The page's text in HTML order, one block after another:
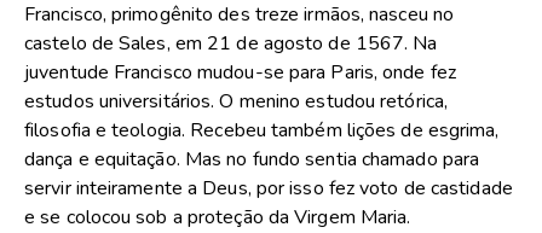
Francisco, primogênito des treze irmãos, nasceu no
castelo de Sales, em 21 de agosto de 1567. Na
juventude Francisco mudou-se para Paris, onde fez
estudos universitários. O menino estudou retórica,
filosofia e teologia. Recebeu também lições de esgrima,
dança e equitação. Mas no fundo sentia chamado para
servir inteiramente a Deus, por isso fez voto de castidade
e se colocou sob a proteção da Virgem Maria.